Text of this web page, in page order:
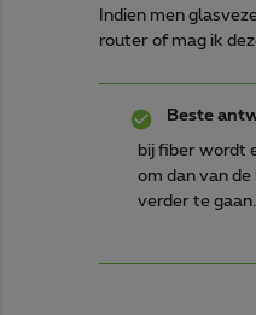
Indien men
router of mag ik
Beste
bij fiber wordt
om dan van
verder te gaan.